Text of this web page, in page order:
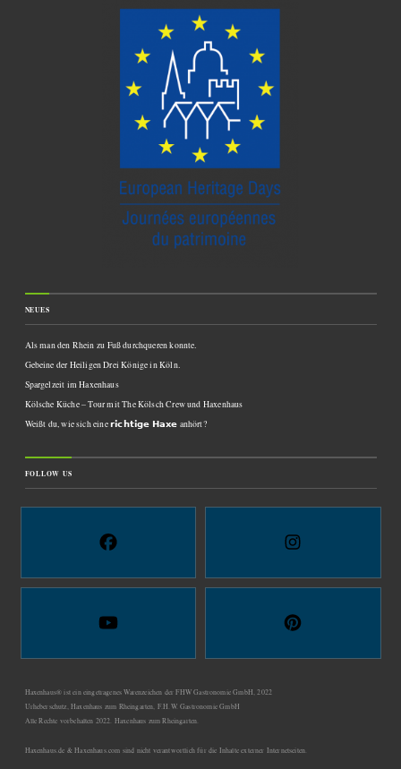
NEUES
Als man den Rhein zu Fuß durchqueren konnte.
Gebeine der Heiligen Drei Könige in Köln.
Spargelzeit im Haxenhaus
Kölsche Küche – Tour mit The Kölsch Crew und Haxenhaus
Weißt du, wie sich eine 𝗿𝗶𝗰𝗵𝘁𝗶𝗴𝗲 𝗛𝗮𝘅𝗲 anhört?
FOLLOW US
Haxenhaus® ist ein eingetragenes Warenzeichen der FHW Gastronomie GmbH, 2022
Urheberschutz, Haxenhaus zum Rheingarten, F.H.W. Gastronomie GmbH
Alle Rechte vorbehalten 2022. Haxenhaus zum Rheingarten.
Haxenhaus.de & Haxenhaus.com sind nicht verantwortlich für die Inhalte externer Internetseiten.